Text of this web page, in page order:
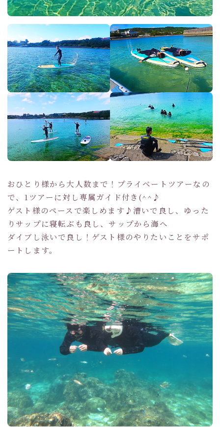
おひとり様から大人数まで！プライベートツアーなの
で、1ツアーに対し専属ガイド付き(^^♪
ゲスト様のペースで楽しめます♪漕いで良し、ゆった
りサップに寝転ぶも良し、サップから海へ
ダイブし泳いで良し！ゲスト様のやりたいことをサポ
ートします。